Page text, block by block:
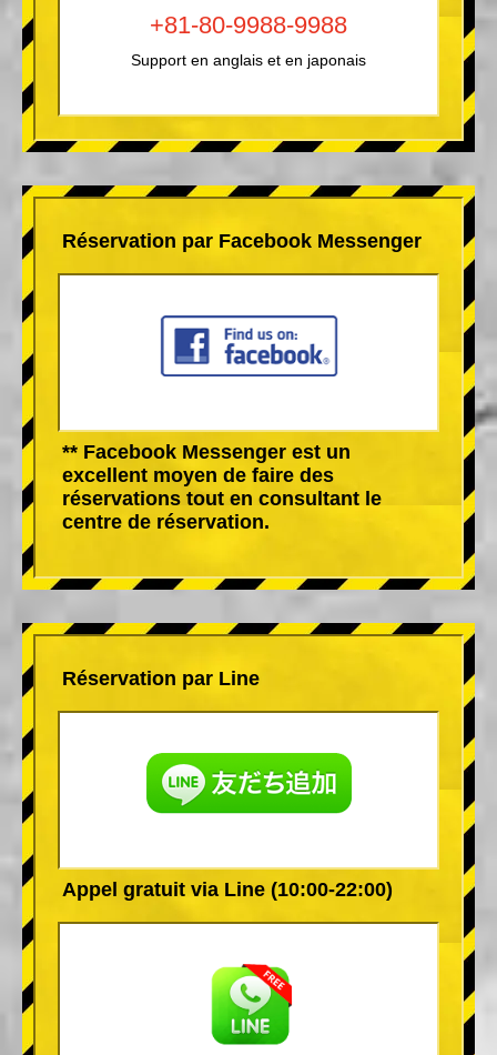
+81-80-9988-9988
Support en anglais et en japonais
Réservation par Facebook Messenger
** Facebook Messenger est un
excellent moyen de faire des
réservations tout en consultant le
centre de réservation.
Réservation par Line
Appel gratuit via Line (10:00-22:00)